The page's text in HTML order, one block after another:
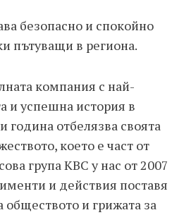
безопасно и спокойно
пътуващи в региона.
компания с най-
и успешна история в
година отбелязва своята
което е част от
група KBC у нас от 2007
и действия поставя
обществото и грижата за